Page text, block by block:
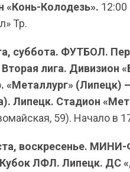
«Конь-Колодезь». 12:00
Тр.
суббота. ФУТБОЛ.
лига. Дивизион
«Металлург» (Липецк)
Липецк. Стадион
59). Начало в
воскресенье.
ЛФЛ. Липецк. ДС